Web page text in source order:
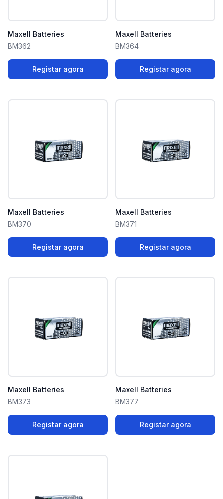
Maxell Batteries
BM362
Registar agora
Maxell Batteries
BM364
Registar agora
Maxell Batteries
BM370
Registar agora
Maxell Batteries
BM371
Registar agora
Maxell Batteries
BM373
Registar agora
Maxell Batteries
BM377
Registar agora